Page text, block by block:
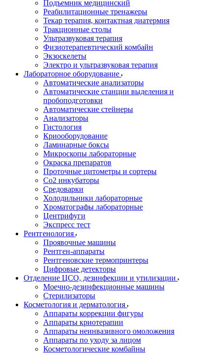
Подъемник медицинский
Реабилитационные тренажеры
Текар терапия, контактная диатермия
Тракционные столы
Ультразвуковая терапия
Физиотерапевтический комбайн
Экзоскелеты
Электро и ультразвуковая терапия
Лабораторное оборудование
Автоматические анализаторы
Автоматические станции выделения и
пробоподготовки
Автоматические стейнеры
Анализаторы
Гистология
Криооборудование
Ламинарные боксы
Микроскопы лабораторные
Окраска препаратов
Проточные цитометры и сортеры
Со2 инкубаторы
Средоварки
Холодильники лабораторные
Хроматографы лабораторные
Центрифуги
Экспресс тест
Рентгенология
Проявочные машины
Рентген-аппараты
Рентгеновские термопринтеры
Цифровые детекторы
Отделение ЦСО, дезинфекции и утилизации
Моечно-дезинфекционные машины
Стерилизаторы
Косметология и дерматология
Аппараты коррекции фигуры
Аппараты криотерапии
Аппараты неинвазивного омоложения
Аппараты по уходу за лицом
Косметологические комбайны